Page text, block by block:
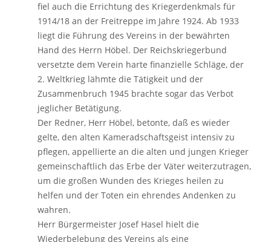
fiel auch die Errichtung des Kriegerdenkmals für
1914/18 an der Freitreppe im Jahre 1924. Ab 1933
liegt die Führung des Vereins in der bewährten
Hand des Herrn Höbel. Der Reichskriegerbund
versetzte dem Verein harte finanzielle Schläge, der
2. Weltkrieg lähmte die Tätigkeit und der
Zusammenbruch 1945 brachte sogar das Verbot
jeglicher Betätigung.
Der Redner, Herr Höbel, betonte, daß es wieder
gelte, den alten Kameradschaftsgeist intensiv zu
pflegen, appellierte an die alten und jungen Krieger
gemeinschaftlich das Erbe der Väter weiterzutragen,
um die großen Wunden des Krieges heilen zu
helfen und der Toten ein ehrendes Andenken zu
wahren.
Herr Bürgermeister Josef Hasel hielt die
Wiederbelebung des Vereins als eine